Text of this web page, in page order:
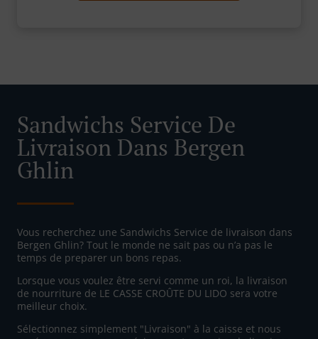
Sandwichs Service De
Livraison Dans Bergen
Ghlin
Vous recherchez une Sandwichs Service de livraison dans
Bergen Ghlin? Tout le monde ne sait pas ou n’a pas le
temps de preparer un bons repas.
Lorsque vous voulez être servi comme un roi, la livraison
de nourriture de LE CASSE CROÛTE DU LIDO sera votre
meilleur choix.
Sélectionnez simplement "Livraison" à la caisse et nous